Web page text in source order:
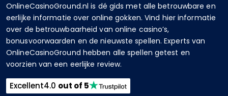
OnlineCasinoGround.nl is dé gids met alle betrouwbare en
eerlijke informatie over online gokken. Vind hier informatie
over de betrouwbaarheid van online casino’s,
bonusvoorwaarden en de nieuwste spellen. Experts van
OnlineCasinoGround hebben alle spellen getest en
voorzien van een eerlijke review.
Excellent4.0 out of 5